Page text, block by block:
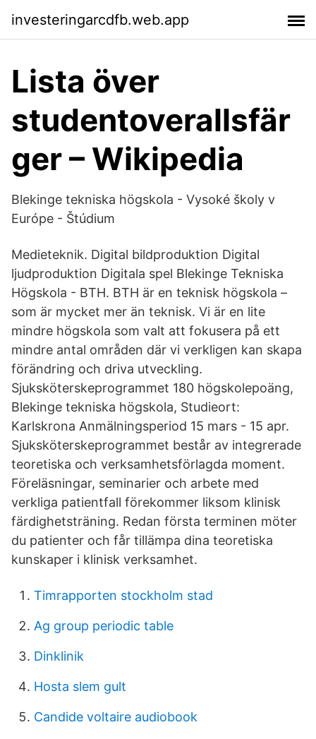
investeringarcdfb.web.app
Lista över
studentoverallsfär
ger – Wikipedia
Blekinge tekniska högskola - Vysoké školy v
Európe - Štúdium
Medieteknik. Digital bildproduktion Digital
ljudproduktion Digitala spel Blekinge Tekniska
Högskola - BTH. BTH är en teknisk högskola –
som är mycket mer än teknisk. Vi är en lite
mindre högskola som valt att fokusera på ett
mindre antal områden där vi verkligen kan skapa
förändring och driva utveckling.
Sjuksköterskeprogrammet 180 högskolepoäng,
Blekinge tekniska högskola, Studieort:
Karlskrona Anmälningsperiod 15 mars - 15 apr.
Sjuksköterskeprogrammet består av integrerade
teoretiska och verksamhetsförlagda moment.
Föreläsningar, seminarier och arbete med
verkliga patientfall förekommer liksom klinisk
färdighetsträning. Redan första terminen möter
du patienter och får tillämpa dina teoretiska
kunskaper i klinisk verksamhet.
Timrapporten stockholm stad
Ag group periodic table
Dinklinik
Hosta slem gult
Candide voltaire audiobook